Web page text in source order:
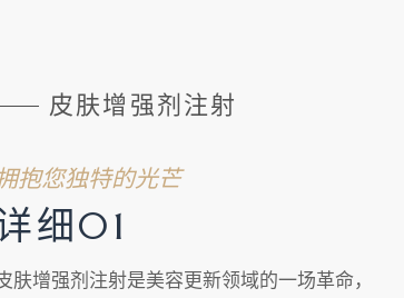
皮肤增强剂注射
抱您独特的光芒
细01
肤增强剂注射是美容更新领域的一场革命，